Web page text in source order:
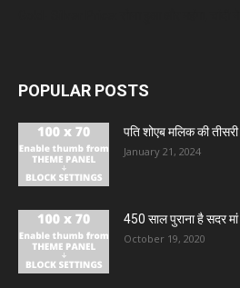
POPULAR POSTS
पति शोएब मलिक की तीसरी
January 21, 2024
450 साल पुराना है सदर मां
October 19, 2020